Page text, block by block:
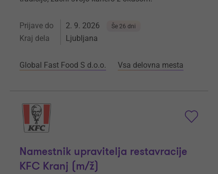
Prijave do 2. 9. 2026 Še 26 dni
Kraj dela Ljubljana
Global Fast Food S d.o.o. Vsa delovna mesta
Namestnik upravitelja restavracije
KFC Kranj (m/ž)